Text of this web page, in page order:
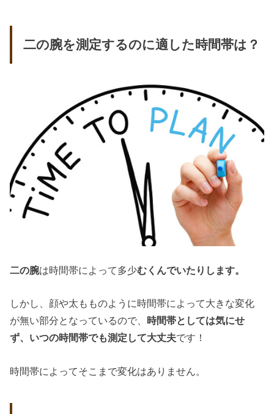
二の腕を測定するのに適した時間帯は？
二の腕は時間帯によって多少むくんでいたりします。
しかし、顔や太もものように時間帯によって大きな変化
が無い部分となっているので、 時間帯としては気にせ
ず、いつの時間帯でも測定して大丈夫です！
時間帯によってそこまで変化はありません。